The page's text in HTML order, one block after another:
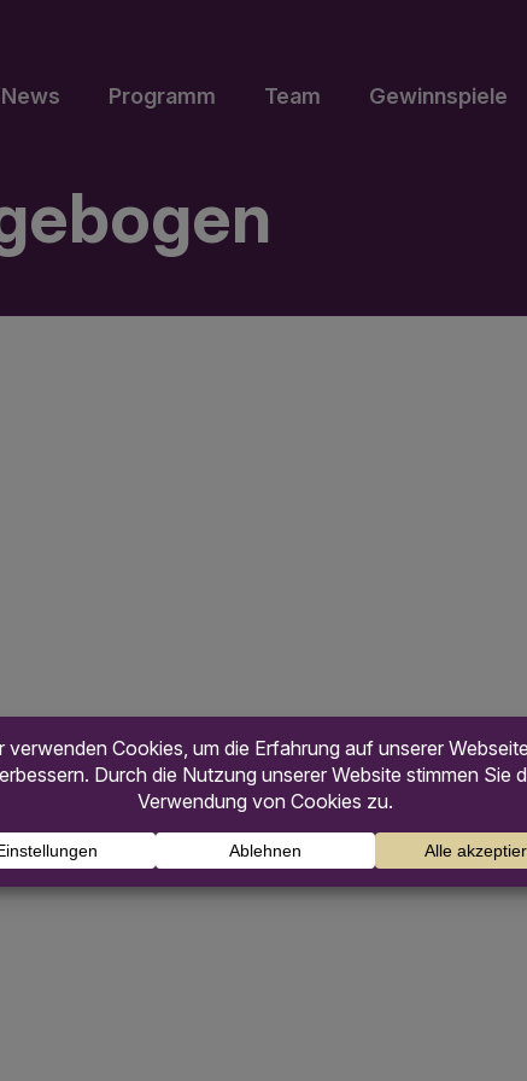
News Programm Team Gewinnspiele